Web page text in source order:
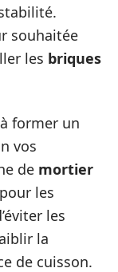
souhaitée
les briques
former un
vos
de mortier
les
les
la
de cuisson.